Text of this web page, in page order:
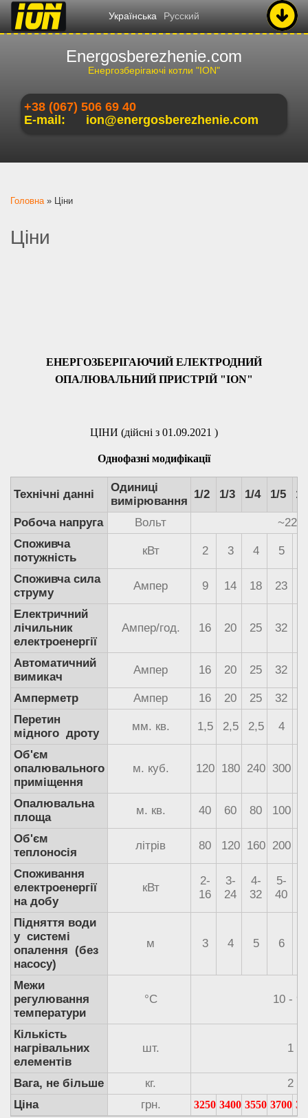
Українська Русский
Energosberezhenie.com
Енергозберігаючі котли "ION"
+38 (067) 506 69 40
E-mail:
ion@energosberezhenie.com
Ви є тут
Головна» Ціни
Ціни
ЕНЕРГОЗБЕРІГАЮЧИЙ ЕЛЕКТРОДНИЙ
ОПАЛЮВАЛЬНИЙ ПРИСТРІЙ "ION"
ЦІНИ (дійсні з 01.09.2021 )
Однофазні модифікації
Технічні данні
Одиниці
вимірювання
1/2 1/3 1/4 1/5 1/
Робоча напруга Вольт
~220
Споживча
потужність
кВт 2 3 4 5
Споживча сила
струму
Ампер 9 14 18 23
Електричний
лічильник
електроенергії
Ампер/год. 16 20 25 32
Автоматичний
вимикач
Ампер 16 20 25 32
Амперметр Ампер 16 20 25 32
Перетин
мідного дроту
мм. кв. 1,5 2,5 2,5 4
Об'єм
опалювального
приміщення
м. куб. 120 180 240 300
Опалювальна
площа
м. кв. 40 60 80 100
Об'єм
теплоносія
літрів 80 120 160 200
Споживання
електроенергії
на добу
кВт
2-
16
3-
24
4-
32
5-
40
Підняття води
у системі
опалення (без
насосу)
м 3 4 5 6
Межи
регулювання
температури
°С 10 - 90
Кількість
нагрівальних
елементів
шт. 1
Вага, не більше кг.
2
Ціна
грн. 3250 3400 3550 3700